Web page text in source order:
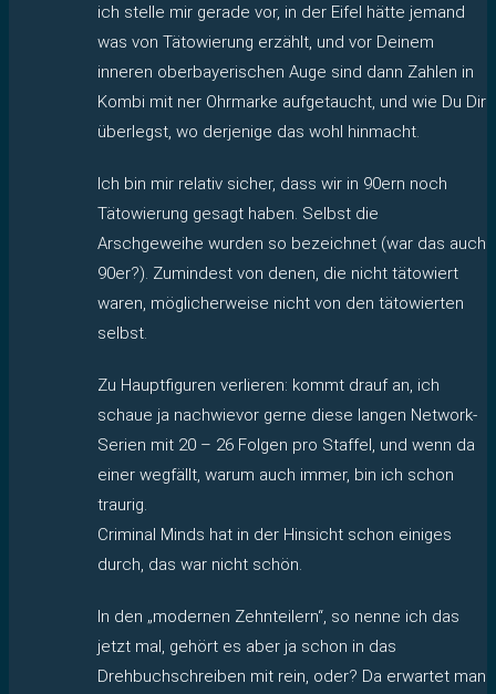
ich stelle mir gerade vor, in der Eifel hätte jemand
was von Tätowierung erzählt, und vor Deinem
inneren oberbayerischen Auge sind dann Zahlen in
Kombi mit ner Ohrmarke aufgetaucht, und wie Du Dir
überlegst, wo derjenige das wohl hinmacht.
Ich bin mir relativ sicher, dass wir in 90ern noch
Tätowierung gesagt haben. Selbst die
Arschgeweihe wurden so bezeichnet (war das auch
90er?). Zumindest von denen, die nicht tätowiert
waren, möglicherweise nicht von den tätowierten
selbst.
Zu Hauptfiguren verlieren: kommt drauf an, ich
schaue ja nachwievor gerne diese langen Network-
Serien mit 20 – 26 Folgen pro Staffel, und wenn da
einer wegfällt, warum auch immer, bin ich schon
traurig.
Criminal Minds hat in der Hinsicht schon einiges
durch, das war nicht schön.
In den „modernen Zehnteilern“, so nenne ich das
jetzt mal, gehört es aber ja schon in das
Drehbuchschreiben mit rein, oder? Da erwartet man